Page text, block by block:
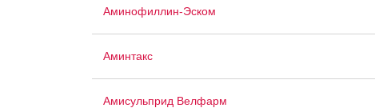
Аминофиллин-Эском
Аминтакс
Амисульприд Велфарм